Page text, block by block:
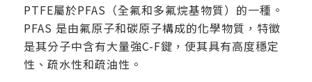
PTFE屬於PFAS（全氟和多氟烷基物質）的一種。
PFAS 是由氟原子和碳原子構成的化學物質，特徵
是其分子中含有大量強C-F鍵，使其具有高度穩定
性、疏水性和疏油性。